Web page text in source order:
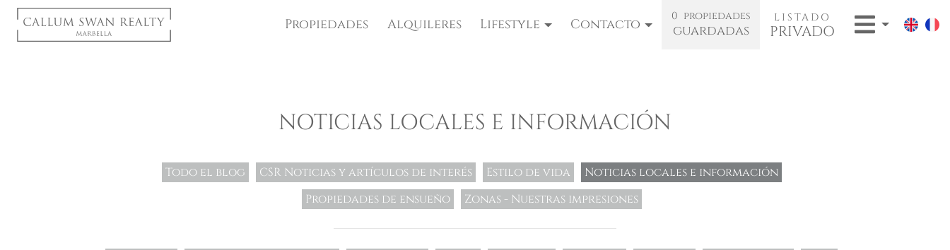
Propiedades Alquileres Lifestyle Contacto 0 propiedades
guardadas
LISTADO
PRIVADO
NOTICIAS LOCALES E INFORMACIÓN
Todo el blog CSR Noticias y artículos de interés Estilo de vida
Noticias locales e información
Propiedades de ensueño
Zonas - Nuestras impresiones